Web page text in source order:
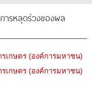
ารหลุดร่วงของผล
เกษตร (องค์การมหาชน)
เกษตร (องค์การมหาชน)